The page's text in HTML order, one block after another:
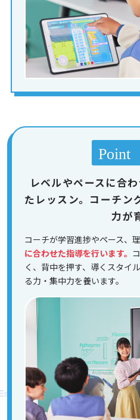
レベルやペースに合
たレッスン。コーチン
力が
コーチが学習進捗やペース、
に合わせた指導を行います。
く、背中を押す、導くスタイ
る力・集中力を養います。